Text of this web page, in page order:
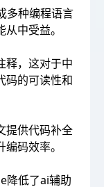
多种编程语言
中受益。
释，这对于中
码的可读性和
提供代码补全
码效率。
降低了ai辅助